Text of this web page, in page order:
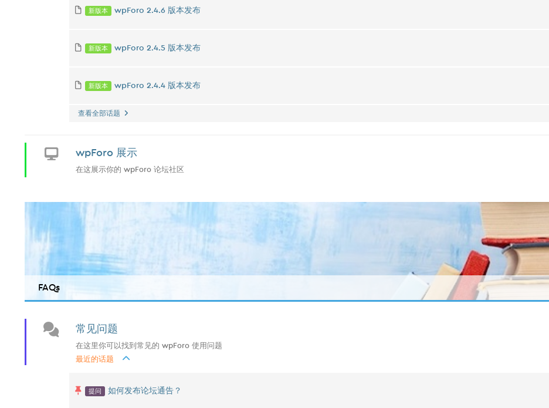
新版本 wpForo 2.4.6 版本发布
新版本 wpForo 2.4.5 版本发布
新版本 wpForo 2.4.4 版本发布
查看全部话题
wpForo 展示
在这展示你的 wpForo 论坛社区
FAQs
常见问题
在这里你可以找到常见的 wpForo 使用问题
最近的话题
提问 如何发布论坛通告？